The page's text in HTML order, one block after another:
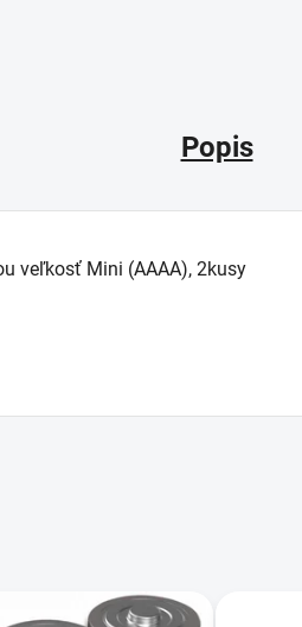
Popis
veľkosť Mini (AAAA), 2kusy